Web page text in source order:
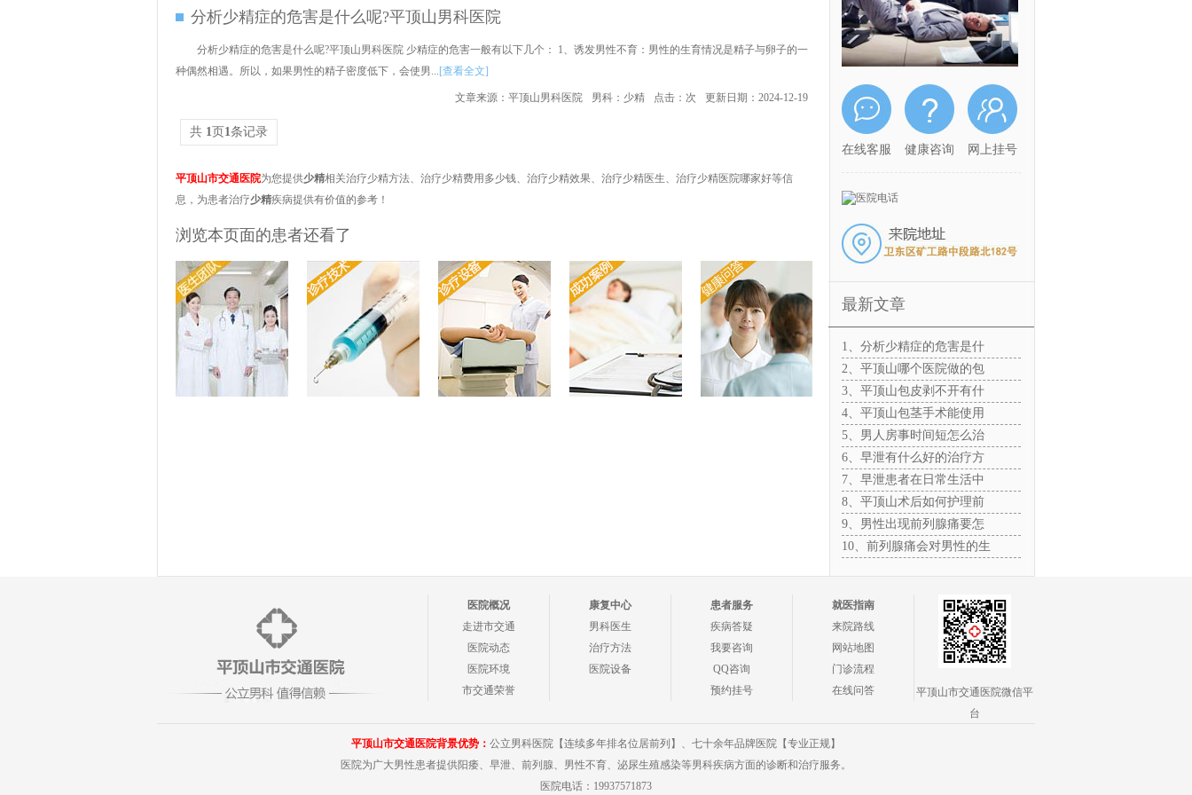
分析少精症的危害是什么呢?平顶山男科医院
分析少精症的危害是什么呢?平顶山男科医院 少精症的危害一般有以下几个： 1、诱发男性不育：男性的生育情况是精子与卵子的一
种偶然相遇。所以，如果男性的精子密度低下，会使男... [查看全文]
文章来源：平顶山男科医院 男科：少精 点击： 次 更新日期：2024-12-19
共 1页 1条记录
平顶山市交通医院为您提供少精相关治疗少精方法、治疗少精费用多少钱、治疗少精效果、治疗少精医生、治疗少精医院哪家好等信
息，为患者治疗少精疾病提供有价值的参考！
浏览本页面的患者还看了
在线客服 健康咨询 网上挂号
最新文章
1、分析少精症的危害是什
2、平顶山哪个医院做的包
3、平顶山包皮剥不开有什
4、平顶山包茎手术能使用
5、男人房事时间短怎么治
6、早泄有什么好的治疗方
7、早泄患者在日常生活中
8、平顶山术后如何护理前
9、男性出现前列腺痛要怎
10、前列腺痛会对男性的生
医院概况
走进市交通
医院动态
医院环境
市交通荣誉
康复中心
男科医生
治疗方法
医院设备
患者服务
疾病答疑
我要咨询
QQ咨询
预约挂号
就医指南
来院路线
网站地图
门诊流程
在线问答
平顶山市交通医院微信平
台
平顶山市交通医院背景优势： 公立男科医院【连续多年排名位居前列】、七十余年品牌医院【专业正规】
医院为广大男性患者提供阳痿、早泄、前列腺、男性不育、泌尿生殖感染等男科疾病方面的诊断和治疗服务。
医院电话：19937571873